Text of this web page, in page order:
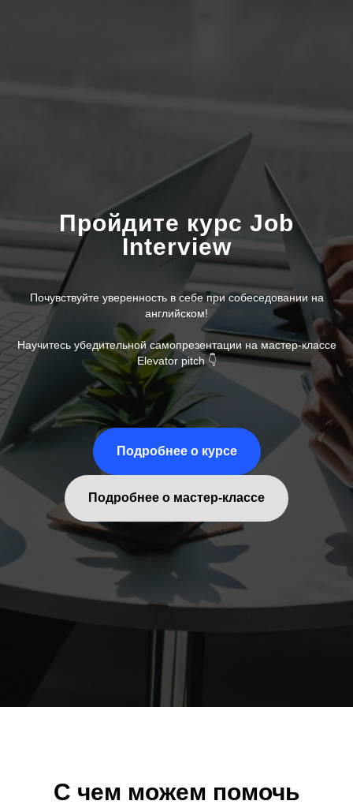
Пройдите курс Job
Interview
Почувствуйте уверенность в себе при собеседовании на
английском!
Научитесь убедительной самопрезентации на мастер-классе
Elevator pitch 👇
Подробнее о курсе
Подробнее о мастер-классе
С чем можем помочь